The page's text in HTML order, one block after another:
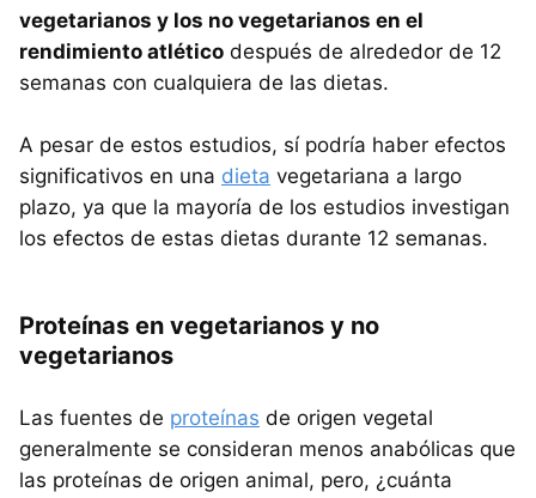
vegetarianos y los no vegetarianos en el
rendimiento atlético después de alrededor de 12
semanas con cualquiera de las dietas.
A pesar de estos estudios, sí podría haber efectos
significativos en una dieta vegetariana a largo
plazo, ya que la mayoría de los estudios investigan
los efectos de estas dietas durante 12 semanas.
Proteínas en vegetarianos y no
vegetarianos
Las fuentes de proteínas de origen vegetal
generalmente se consideran menos anabólicas que
las proteínas de origen animal, pero, ¿cuánta